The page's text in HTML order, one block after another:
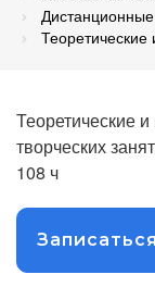
Теоретические
Теоретические
творческих
108 ч